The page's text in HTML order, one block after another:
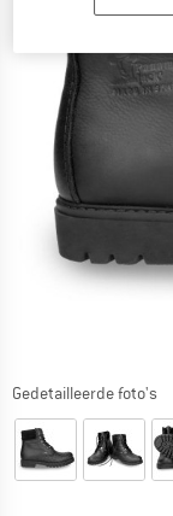
Gedetailleerde foto's